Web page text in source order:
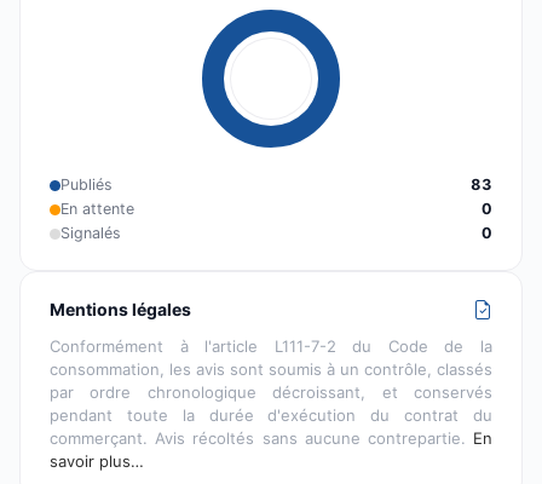
Publiés
83
En attente
0
Signalés
0
Mentions légales
Conformément à l'article L111-7-2 du Code de la
consommation, les avis sont soumis à un contrôle, classés
par ordre chronologique décroissant, et conservés
pendant toute la durée d'exécution du contrat du
commerçant. Avis récoltés sans aucune contrepartie. En
savoir plus…